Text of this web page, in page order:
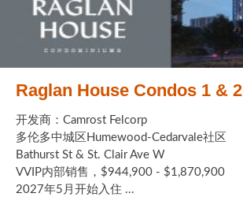
Raglan House Condos 1 & 2
开发商：Camrost Felcorp
多伦多中城区Humewood-Cedarvale社区
Bathurst St & St. Clair Ave W
VVIP内部销售，$944,900 - $1,870,900
2027年5月开始入住 ...